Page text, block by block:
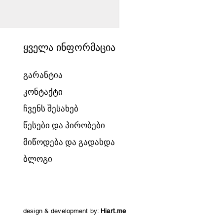
ყველა ინფორმაცია
გარანტია
კონტაქტი
ჩვენს შესახებ
წესები და პირობები
მიწოდება და გადახდა
ბლოგი
design & development by: Hiart.me